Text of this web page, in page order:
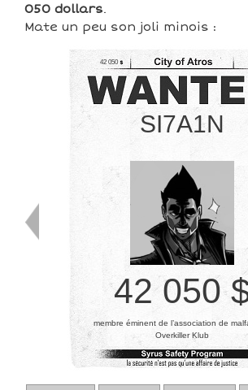
050 dollars.
Mate un peu son joli minois :
42 050
SI7A1N
42 050
membre éminent de l’association de
Overkiller Klub